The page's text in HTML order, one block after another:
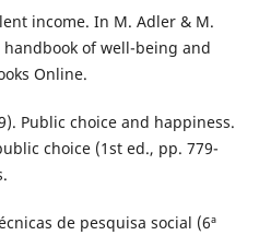
income. In M. Adler & M.
handbook of well-being and
Online.
Public choice and happiness.
choice (1st ed., pp. 779-
de pesquisa social (6ª